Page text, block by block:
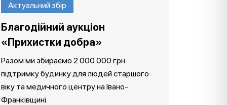
Актуальний збір
Благодійний аукціон
«Прихистки добра»
Разом ми збираємо 2 000 000 грн
підтримку будинку для людей старшого
віку та медичного центру на Івано-
Франківщині.